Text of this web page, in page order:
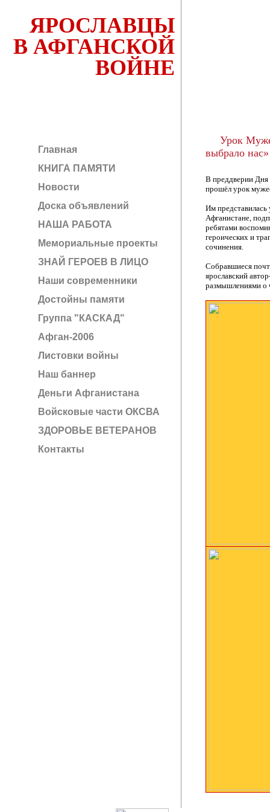
ЯРОСЛАВЦЫ
В АФГАНСКОЙ
ВОЙНЕ
Главная
КНИГА ПАМЯТИ
Новости
Доска объявлений
НАША РАБОТА
Мемориальные проекты
ЗНАЙ ГЕРОЕВ В ЛИЦО
Наши современники
Достойны памяти
Группа "КАСКАД"
Афган-2006
Листовки войны
Наш баннер
Деньги Афганистана
Войсковые части ОКСВА
ЗДОРОВЬЕ ВЕТЕРАНОВ
Контакты
Урок
выбрало нас»
В преддверии Дня
прошёл урок
Им представилась
Афганистане,
ребятами
героических и
сочинения.
Собравшиеся
ярославский
размышлениями о